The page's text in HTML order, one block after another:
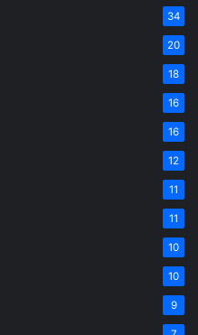
34
20
18
16
16
12
11
11
10
10
9